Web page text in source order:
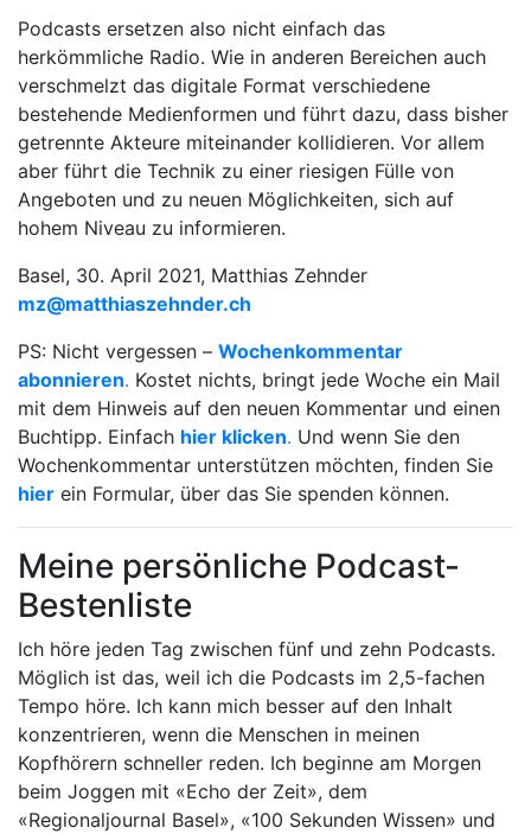
Podcasts ersetzen also nicht einfach das
herkömmliche Radio. Wie in anderen Bereichen auch
verschmelzt das digitale Format verschiedene
bestehende Medienformen und führt dazu, dass bisher
getrennte Akteure miteinander kollidieren. Vor allem
aber führt die Technik zu einer riesigen Fülle von
Angeboten und zu neuen Möglichkeiten, sich auf
hohem Niveau zu informieren.
Basel, 30. April 2021, Matthias Zehnder
mz@matthiaszehnder.ch
PS: Nicht vergessen – Wochenkommentar
abonnieren. Kostet nichts, bringt jede Woche ein Mail
mit dem Hinweis auf den neuen Kommentar und einen
Buchtipp. Einfach hier klicken. Und wenn Sie den
Wochenkommentar unterstützen möchten, finden Sie
hier ein Formular, über das Sie spenden können.
Meine persönliche Podcast-
Bestenliste
Ich höre jeden Tag zwischen fünf und zehn Podcasts.
Möglich ist das, weil ich die Podcasts im 2,5-fachen
Tempo höre. Ich kann mich besser auf den Inhalt
konzentrieren, wenn die Menschen in meinen
Kopfhörern schneller reden. Ich beginne am Morgen
beim Joggen mit «Echo der Zeit», dem
«Regionaljournal Basel», «100 Sekunden Wissen» und